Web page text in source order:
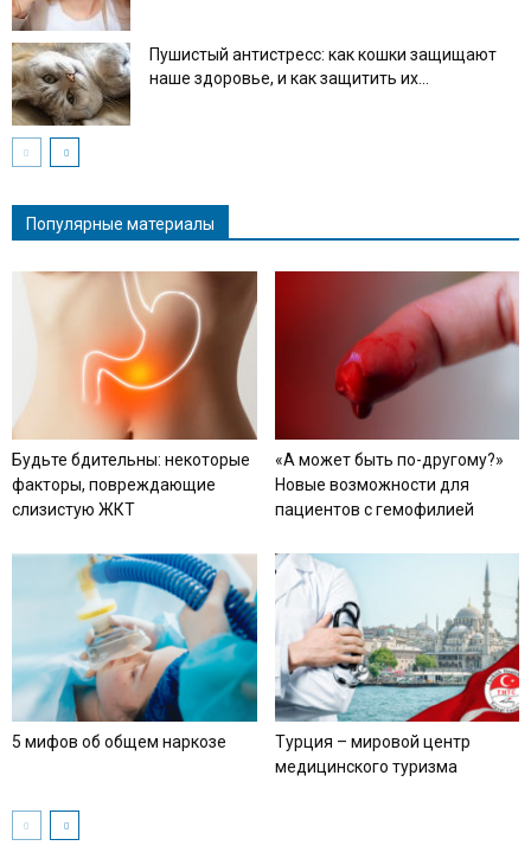
Пушистый антистресс: как кошки защищают
наше здоровье, и как защитить их...
Популярные материалы
Будьте бдительны: некоторые
факторы, повреждающие
слизистую ЖКТ
«А может быть по-другому?»
Новые возможности для
пациентов с гемофилией
5 мифов об общем наркозе
Турция – мировой центр
медицинского туризма